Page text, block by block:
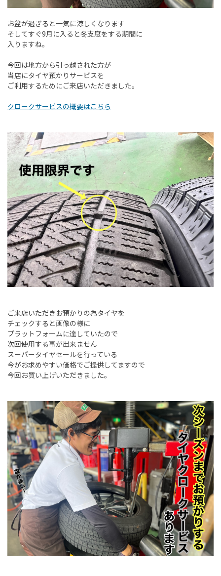
お盆が過ぎると一気に涼しくなります
そしてすぐ9月に入ると冬支度をする期間に
入りますね。
今回は地方から引っ越された方が
当店にタイヤ預かりサービスを
ご利用するためにご来店いただきました。
クロークサービスの概要はこちら
ご来店いただきお預かりの為タイヤを
チェックすると画像の様に
プラットフォームに達していたので
次回使用する事が出来ません
スーパータイヤセールを行っている
今がお求めやすい価格でご提供してますので
今回お買い上げいただきました。